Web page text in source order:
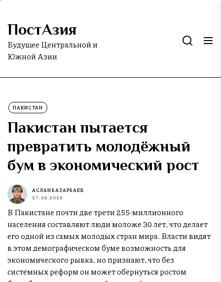
Skip
the
content
ПостАзия
Будущее Центральной и
Южной Азии
ПАКИСТАН
Пакистан пытается
превратить молодёжный
бум в экономический рост
АСЛАН БАЗАРБАЕВ
27.06.2026
В Пакистане почти две трети 255-миллионного
населения составляют люди моложе 30 лет, что делает
его одной из самых молодых стран мира. Власти видят
в этом демографическом буме возможность для
экономического рывка, но признают, что без
системных реформ он может обернуться ростом